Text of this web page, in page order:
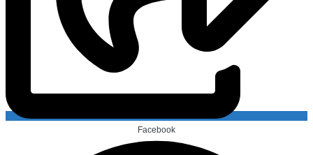
Facebook